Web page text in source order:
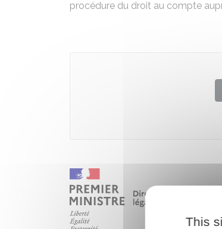
procédure du droit au compte
This